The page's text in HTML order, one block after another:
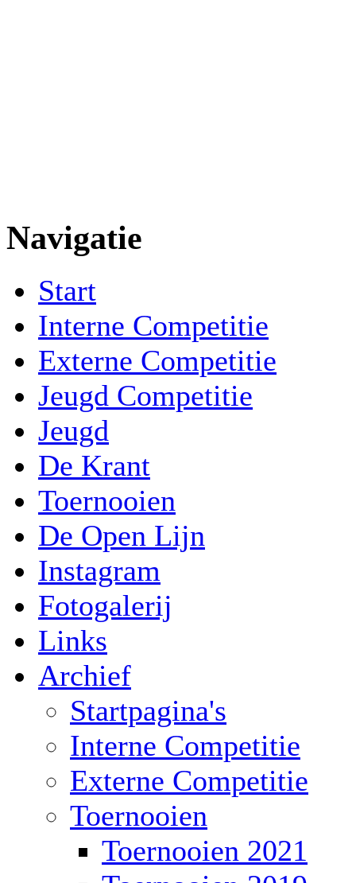
Navigatie
Start
Interne Competitie
Externe Competitie
Jeugd Competitie
Jeugd
De Krant
Toernooien
De Open Lijn
Instagram
Fotogalerij
Links
Archief
Startpagina's
Interne Competitie
Externe Competitie
Toernooien
Toernooien 2021